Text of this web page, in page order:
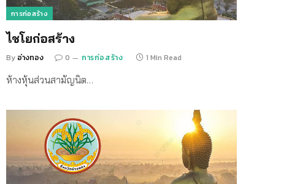
การก่อสร้าง
ไชโยก่อสร้าง
By อ่างทอง 0 การก่อสร้าง 1 Min Read
ห้างหุ้นส่วนสามัญนิต…